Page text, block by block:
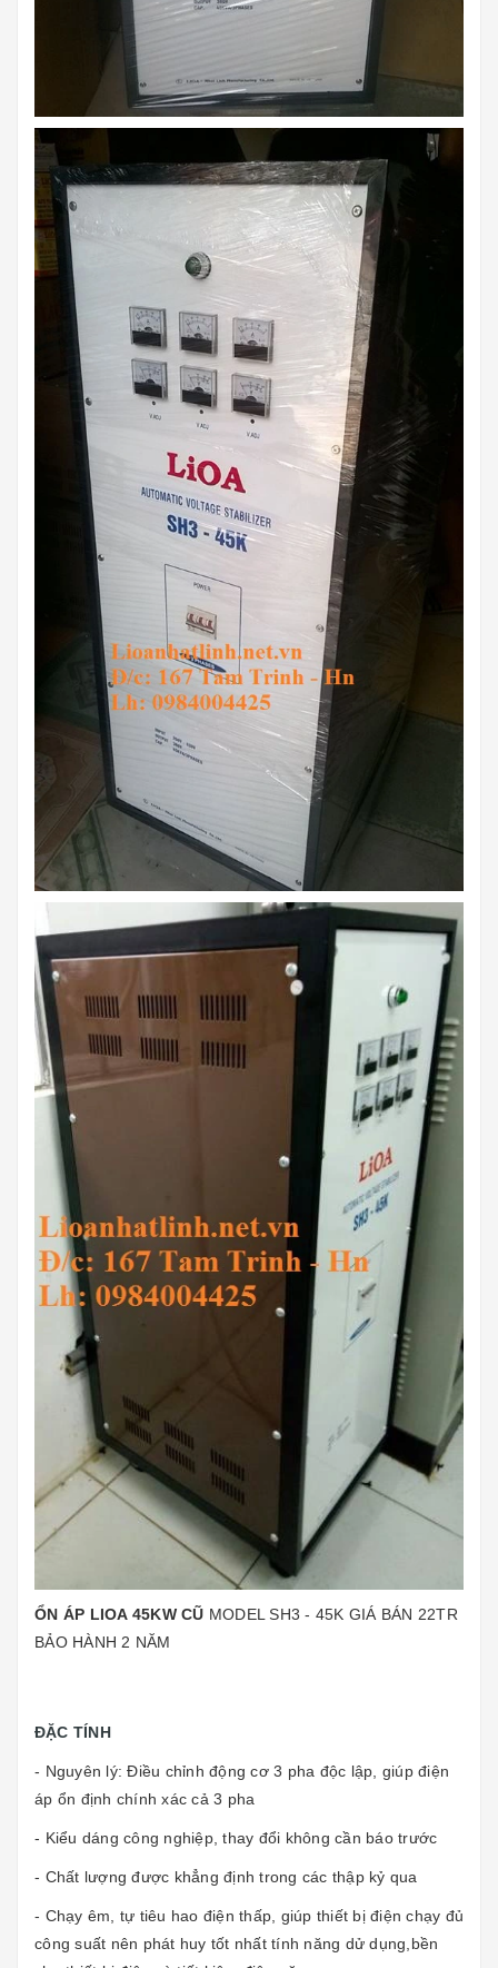
ỔN ÁP LIOA 45KW CŨ MODEL SH3 - 45K GIÁ BÁN 22TR
BẢO HÀNH 2 NĂM
ĐẶC TÍNH
- Nguyên lý: Điều chỉnh động cơ 3 pha độc lập, giúp điện
áp ổn định chính xác cả 3 pha
- Kiểu dáng công nghiệp, thay đổi không cần báo trước
- Chất lượng được khẳng định trong các thập kỷ qua
- Chạy êm, tự tiêu hao điện thấp, giúp thiết bị điện chạy đủ
công suất nên phát huy tốt nhất tính năng dử dụng,bền